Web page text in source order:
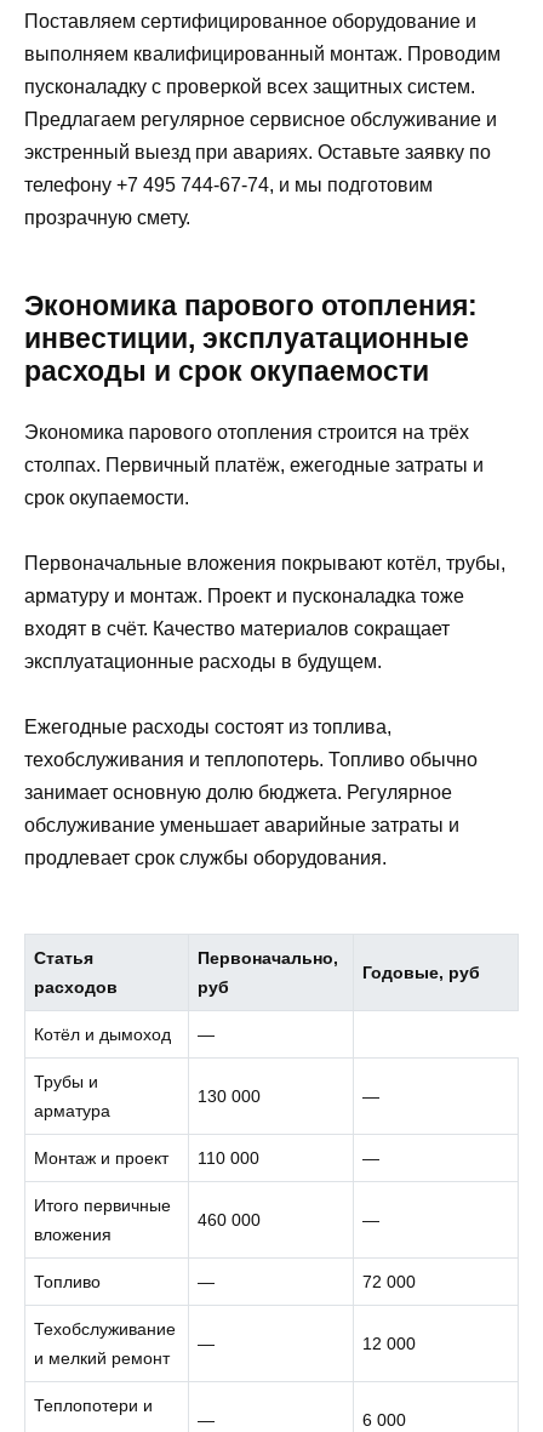
Поставляем сертифицированное оборудование и
выполняем квалифицированный монтаж. Проводим
пусконаладку с проверкой всех защитных систем.
Предлагаем регулярное сервисное обслуживание и
экстренный выезд при авариях. Оставьте заявку по
телефону +7 495 744-67-74, и мы подготовим
прозрачную смету.
Экономика парового отопления:
инвестиции, эксплуатационные
расходы и срок окупаемости
Экономика парового отопления строится на трёх
столпах. Первичный платёж, ежегодные затраты и
срок окупаемости.
Первоначальные вложения покрывают котёл, трубы,
арматуру и монтаж. Проект и пусконаладка тоже
входят в счёт. Качество материалов сокращает
эксплуатационные расходы в будущем.
Ежегодные расходы состоят из топлива,
техобслуживания и теплопотерь. Топливо обычно
занимает основную долю бюджета. Регулярное
обслуживание уменьшает аварийные затраты и
продлевает срок службы оборудования.
Статья
расходов
Первоначально,
руб
Годовые, руб
Котёл и дымоход —
Трубы и
арматура
130 000 —
Монтаж и проект 110 000 —
Итого первичные
вложения
460 000 —
Топливо — 72 000
Техобслуживание
и мелкий ремонт
— 12 000
Теплопотери и
— 6 000